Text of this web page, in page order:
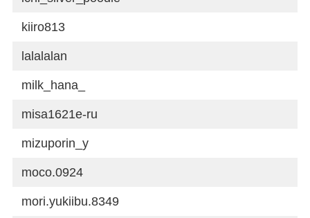
kiiro813
lalalalan
milk_hana_
misa1621e-ru
mizuporin_y
moco.0924
mori.yukiibu.8349